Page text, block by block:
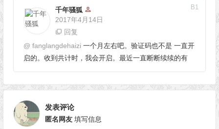
千年骚狐
2017年4月14日
B1
回复
@ fanglangdehaizi 一个月左右吧。验证码也不是 一直开
启的。收到共计时，我会开启。最近一直断断续续的有
发表评论
匿名网友 填写信息